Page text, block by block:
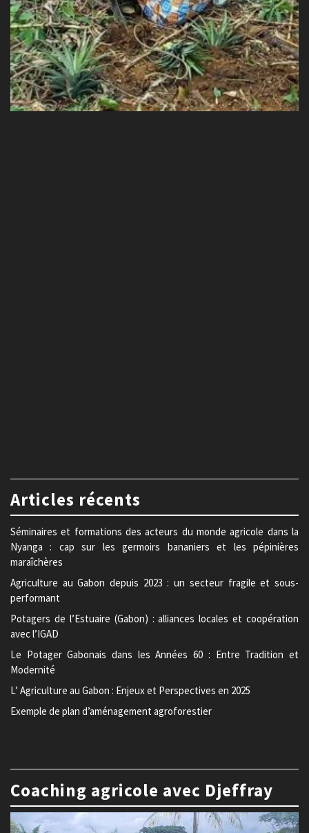
Articles récents
Séminaires et formations des acteurs du monde agricole dans la
Nyanga : cap sur les germoirs bananiers et les pépinières
maraîchères
Agriculture au Gabon depuis 2023 : un secteur fragile et sous-
performant
Potagers de l’Estuaire (Gabon) : alliances locales et coopération
avec l’IGAD
Le Potager Gabonais dans les Années 60 : Entre Tradition et
Modernité
L’ Agriculture au Gabon : Enjeux et Perspectives en 2025
Exemple de plan d’aménagement agroforestier
Coaching agricole avec Djeffray